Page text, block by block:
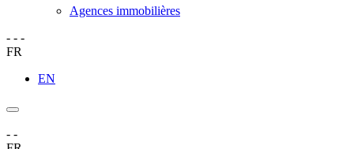
Agences immobilières
- - -
FR
EN
- -